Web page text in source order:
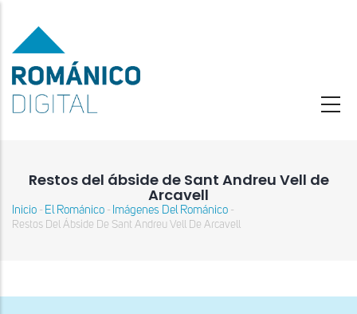
contenido
principal
Restos del ábside de Sant Andreu Vell de
Arcavell
Sobrescribir
ayuda
Inicio - El Románico - Imágenes Del Románico -
Restos Del Ábside De Sant Andreu Vell De Arcavell